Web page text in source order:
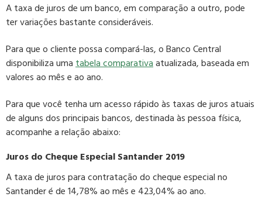
A taxa de juros de um banco, em comparação a outro, pode
ter variações bastante consideráveis.
Para que o cliente possa compará-las, o Banco Central
disponibiliza umatabela comparativaatualizada, baseada em
valores ao mês e ao ano.
Para que você tenha um acesso rápido às taxas de juros atuais
de alguns dos principais bancos, destinada às pessoa física,
acompanhe a relação abaixo:
Juros do Cheque Especial Santander 2019
A taxa de juros para contratação do cheque especial no
Santander é de 14,78% ao mês e 423,04% ao ano.